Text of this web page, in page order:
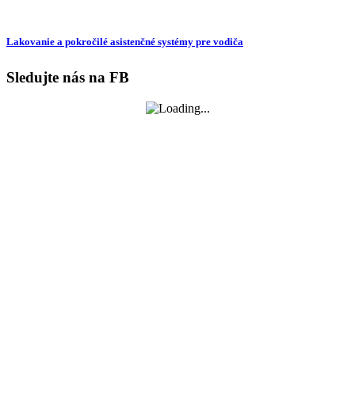
Lakovanie a pokročilé asistenčné systémy pre vodiča
Sledujte nás na FB